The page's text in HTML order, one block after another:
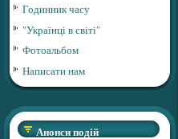
Годинник часу
"Українці в світі"
Фотоальбом
Написати нам
Анонси подій